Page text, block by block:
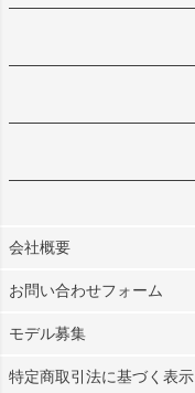
会社概要
お問い合わせフォーム
モデル募集
特定商取引法に基づく表示